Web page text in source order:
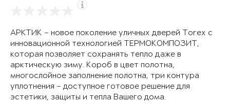
АРКТИК – новое поколение уличных дверей Torex с
инновационной технологией ТЕРМОКОМПОЗИТ,
которая позволяет сохранять тепло даже в
арктическую зиму. Короб в цвет полотна,
многослойное заполнение полотна, три контура
уплотнения – доступное готовое решение для
эстетики, защиты и тепла Вашего дома.